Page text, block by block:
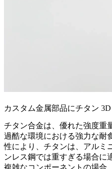
カスタム金属部品にチタン
チタン合金は、優れた強度重
過酷な環境における強力な耐
性により、チタンは、アルミ
ンレス鋼では重すぎる場合に
複雑なコンポーネントの場合